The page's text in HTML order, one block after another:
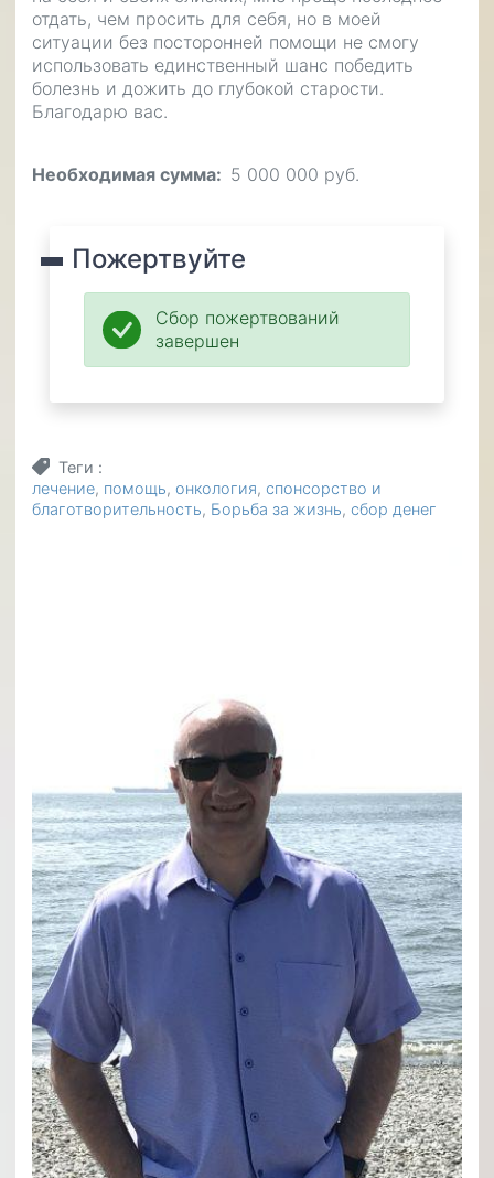
отдать, чем просить для себя, но в моей
ситуации без посторонней помощи не смогу
использовать единственный шанс победить
болезнь и дожить до глубокой старости.
Благодарю вас.
Необходимая сумма 5 000 000 руб.
Пожертвуйте
Сбор пожертвований
завершен
Теги
лечение помощь онкология спонсорство и
благотворительность Борьба за жизнь сбор денег